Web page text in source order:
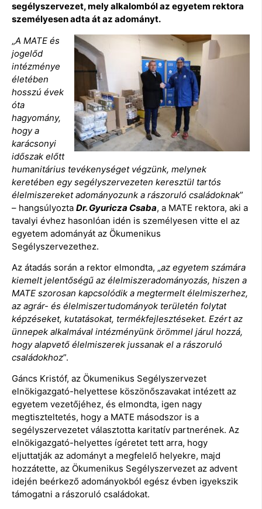
segélyszervezet, mely alkalomból az egyetem rektora
személyesen adta át az adományt.
„A MATE és
jogelőd
intézménye
életében
hosszú évek
óta
hagyomány,
hogy a
karácsonyi
időszak előtt
humanitárius tevékenységet végzünk, melynek
keretében egy segélyszervezeten keresztül tartós
élelmiszereket adományozunk a rászoruló családoknak”
– hangsúlyozta Dr. Gyuricza Csaba, a MATE rektora, aki a
tavalyi évhez hasonlóan idén is személyesen vitte el az
egyetem adományát az Ökumenikus
Segélyszervezethez.
Az átadás során a rektor elmondta, „az egyetem számára
kiemelt jelentőségű az élelmiszeradományozás, hiszen a
MATE szorosan kapcsolódik a megtermelt élelmiszerhez,
az agrár- és élelmiszertudományok területén folytat
képzéseket, kutatásokat, termékfejlesztéseket. Ezért az
ünnepek alkalmával intézményünk örömmel járul hozzá,
hogy alapvető élelmiszerek jussanak el a rászoruló
családokhoz”.
Gáncs Kristóf, az Ökumenikus Segélyszervezet
elnökigazgató-helyettese köszönőszavakat intézett az
egyetem vezetőjéhez, és elmondta, igen nagy
megtiszteltetés, hogy a MATE másodszor is a
segélyszervezetet választotta karitatív partnerének. Az
elnökigazgató-helyettes ígéretet tett arra, hogy
eljuttatják az adományt a megfelelő helyekre, majd
hozzátette, az Ökumenikus Segélyszervezet az advent
idején beérkező adományokból egész évben igyekszik
támogatni a rászoruló családokat.